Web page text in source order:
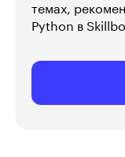
темах,
Python в